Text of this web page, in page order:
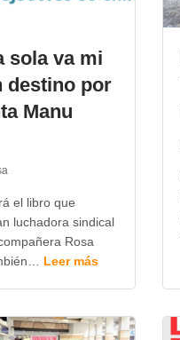
sola va mi
destino por
Manu
el libro que
luchadora sindical
Rosa
Leer más